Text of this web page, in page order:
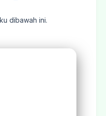
dibawah ini.